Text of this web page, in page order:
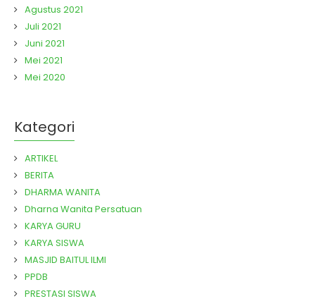
Agustus 2021
Juli 2021
Juni 2021
Mei 2021
Mei 2020
Kategori
ARTIKEL
BERITA
DHARMA WANITA
Dharna Wanita Persatuan
KARYA GURU
KARYA SISWA
MASJID BAITUL ILMI
PPDB
PRESTASI SISWA